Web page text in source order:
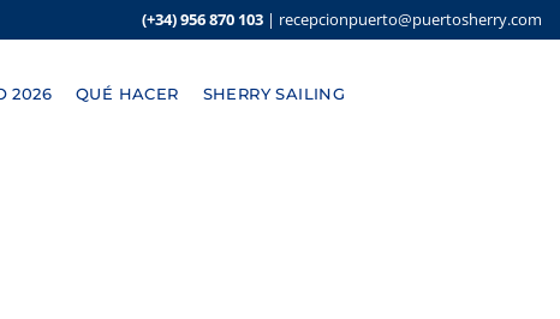
(+34) 956 870 103 | recepcionpuerto@puertosherry.com
2026 QUÉ HACER SHERRY SAILING